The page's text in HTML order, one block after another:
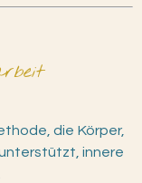
die Körper,
innere